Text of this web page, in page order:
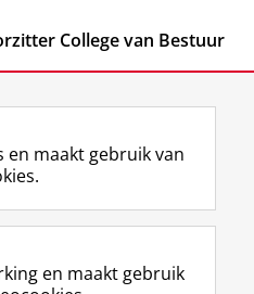
College van Bestuur
F
a
e
L
i
k
R
S
-
I
n
t
Y
o
T
en maakt gebruik van
en maakt gebruik